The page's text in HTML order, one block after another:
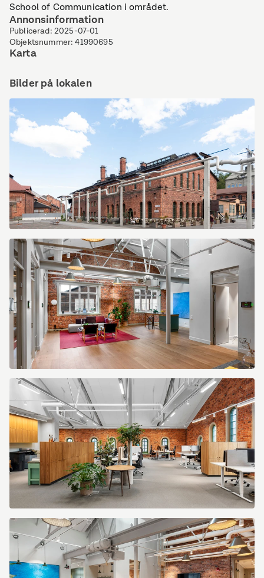
School of Communication i området.
Annonsinformation
Publicerad: 2025-07-01
Objektsnummer:41990695
Karta
Bilder på lokalen
68b301d5-
7b90-
4ceb-
b666-
b2771eb6733c.jpg
bce8f6f5-
4f64-
a219-
2c28c517a133.jpg
251dcc40-
4179-
4189-
b2a5-
aefd026934f8.jpg